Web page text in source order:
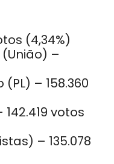
(4,34%)
–
– 158.360
votos
– 135.078